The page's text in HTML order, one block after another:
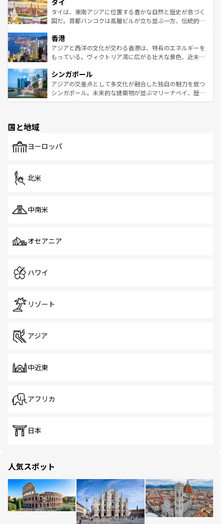
リティに包まれながら、韓国の多彩な魅力を心ゆくまで味
わってみてほしい。 なお、新着の韓国情報はコンテンツ一
覧を参照してほしい。
急速な発展と共に伝統が息づく。ハノイの古い町並みやホ
ーチミン市のフランス統治時代の建物も、独特の雰囲気を
醸し出している。また、バラエティの豊かさとおいしさで
とつ。フォーやバインミー、ベトナムコーヒーなどは、ぜ
ひ現地で味わいたい。どの地域を訪れてもあたたかい人々
が旅行者を迎えてくれるので、きっと忘れられない旅にな
参照してほしい。
タイ
タイは、東南アジアに位置する豊かな自然と歴史が息づく
国だ。首都バンコクは高層ビルが立ち並ぶ一方、伝統的な
の活気が交差している。北部ではチェンマイなどの山岳地
帯で自然と触れ合い、南部ではプーケットやクラビの美し
いビーチでリゾート気分を楽しむことができる。タイ料理
激する。気候は一年中温暖で、どの季節にも異なる楽しみ
が待っている。親しみやすいタイの人々、仏教を中心とし
た文化、そして多様な観光資源が、訪れる旅人を魅了し続
香港
アジアと西洋の文化が交わる香港は、特有のエネルギーを
もっている。ヴィクトリア湾に広がる壮大な景色、近未来
み、どこを訪れても感動するはず。観光スポットが密集し
ており、効率よく見どころを回れるのも魅力。息をのむよ
うな絶景から文化的な体験まで、香港を存分に楽しみ尽く
シンガポール
アジアの交差点として多文化が融合した独自の魅力を放つ
シンガポール。未来的な建築物が並ぶマリーナベイ、歴史
で、ホーカーズは地元の風情を楽しめる外せないスポット
国と地域
ヨーロッパ
北米
中南米
オセアニア
ハワイ
リゾート
アジア
中近東
アフリカ
日本
人気スポット